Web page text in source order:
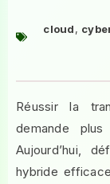
cloud,
Réussir la
demande
Aujourd’hui,
hybride